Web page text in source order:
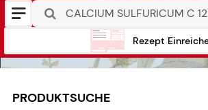
Rezept
PRODUKTSUCHE